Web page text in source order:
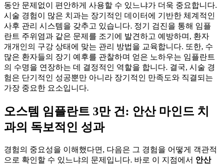
동안 문제없이 편안하게 사용할 수 있느냐가 더욱 중요합니다.
시술 경험이 많은 치과는 장기적인 데이터에 기반한 체계적인
사후 관리 시스템을 갖추고 있습니다. 정기 검진을 통해 임플
란트 주위염과 같은 문제를 조기에 발견하고 예방하며, 환자
개개인의 구강 상태에 맞는 관리 방법을 교육합니다. 또한, 수
많은 환자들의 장기 예후를 관찰하며 얻은 노하우는 임플란트
의 수명을 연장하는 데 결정적인 역할을 합니다. 결국, 시술 경
험은 단기적인 성공뿐만 아니라 장기적인 만족도와 직결되는
가장 중요한 요소입니다.
오스템 임플란트 3만 건: 안산 마인드 치
과의 독보적인 성과
경험의 중요성을 이해했다면, 다음은 그 경험을 어떻게 객관적
으로 확인할 수 있느냐의 문제입니다. 바로 이 지점에서 안산